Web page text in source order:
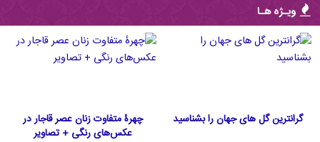
ویـژه هـا
گرانترین گل های جهان را بشناسید
چهرۀ متفاوت زنان عصر قاجار در
عکس‌های رنگی + تصاویر